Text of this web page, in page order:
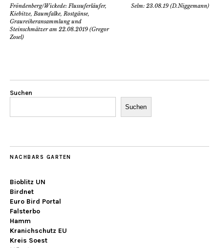
Fröndenberg/Wickede: Flussuferläufer,
Kiebitze, Baumfalke, Rostgänse,
Graureiheransammlung und
Steinschmätzer am 22.08.2019 (Gregor
Zosel)
Selm: 23.08.19 (D.Niggemann)
Suchen
Suchen
NACHBARS GARTEN
Bioblitz UN
Birdnet
Euro Bird Portal
Falsterbo
Hamm
Kranichschutz EU
Kreis Soest